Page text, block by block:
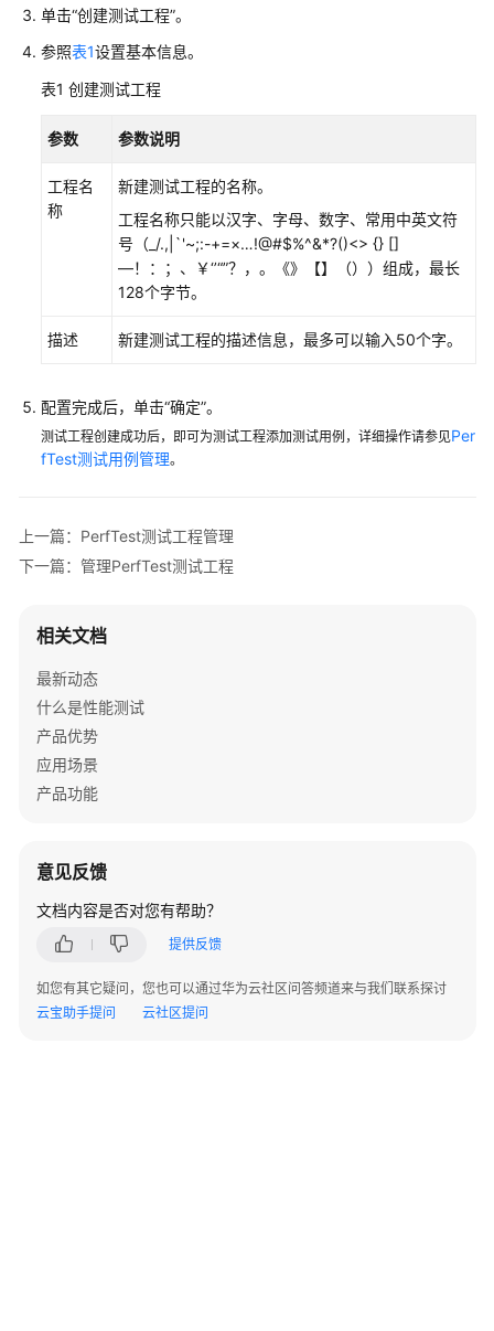
务
首
买
PerfTest
套
试
组
管
理
测
试
管
创
建
PerfTest
测
管
PerfTest
测
试
单击“创建测试工程”。
参照表1设置基本信息。
表1 创建测试工程
参数 参数说明
工程名
称
新建测试工程的名称。
工程名称只能以汉字、字母、数字、常用中英文符
号（_/.,|`'~;:-+=×…!@#$%^&*?()<> {} []
—！：；、￥‘’“”？，。《》【】（））组成，最长
128个字节。
描述 新建测试工程的描述信息，最多可以输入50个字。
配置完成后，单击“确定”。
测试工程创建成功后，即可为测试工程添加测试用例，详细操作请参见Per
fTest测试用例管理。
上一篇：PerfTest测试工程管理
下一篇：管理PerfTest测试工程
相关文档
最新动态
什么是性能测试
产品优势
应用场景
产品功能
意见反馈
文档内容是否对您有帮助？
提供反馈
如您有其它疑问，您也可以通过华为云社区问答频道来与我们联系探讨
云宝助手提问
云社区提问